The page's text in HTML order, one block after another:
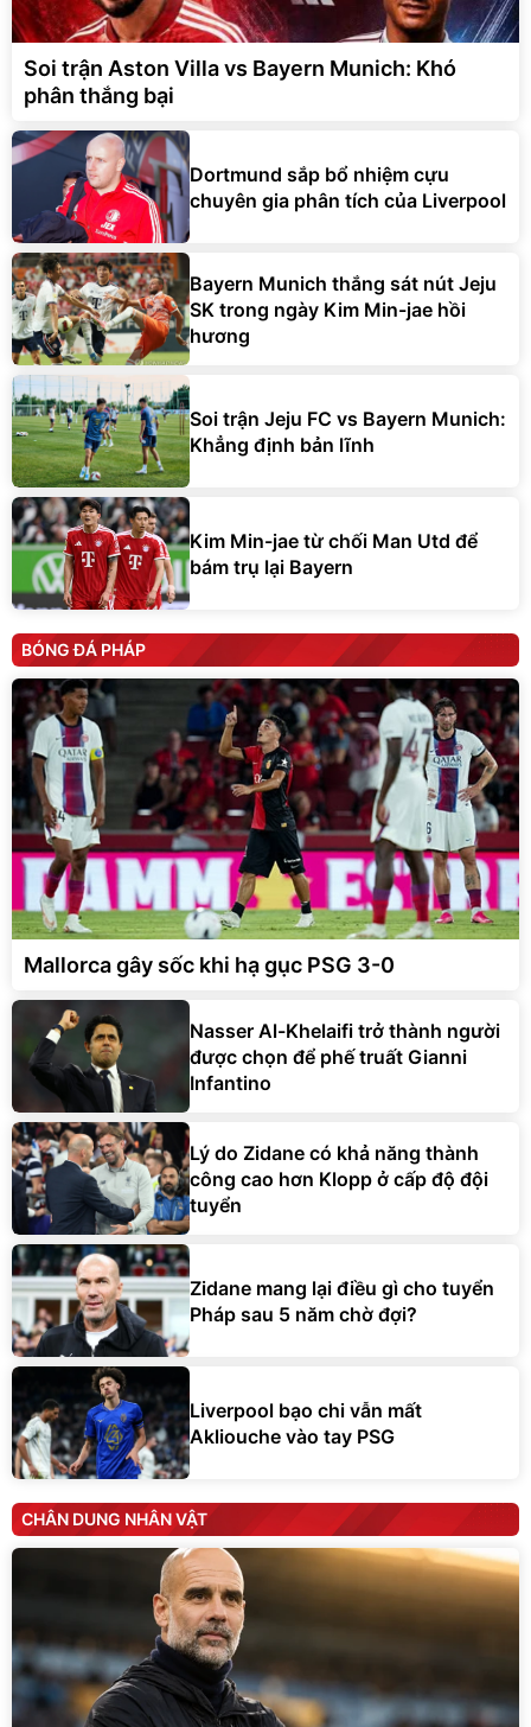
Soi trận Aston Villa vs Bayern Munich: Khó
phân thắng bại
Dortmund sắp bổ nhiệm cựu
chuyên gia phân tích của Liverpool
Bayern Munich thắng sát nút Jeju
SK trong ngày Kim Min-jae hồi
hương
Soi trận Jeju FC vs Bayern Munich:
Khẳng định bản lĩnh
Kim Min-jae từ chối Man Utd để
bám trụ lại Bayern
BÓNG ĐÁ PHÁP
Mallorca gây sốc khi hạ gục PSG 3-0
Nasser Al-Khelaifi trở thành người
được chọn để phế truất Gianni
Infantino
Lý do Zidane có khả năng thành
công cao hơn Klopp ở cấp độ đội
tuyển
Zidane mang lại điều gì cho tuyển
Pháp sau 5 năm chờ đợi?
Liverpool bạo chi vẫn mất
Akliouche vào tay PSG
CHÂN DUNG NHÂN VẬT